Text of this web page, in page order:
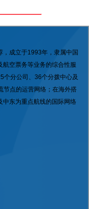
，成立于1993年，隶属中国
航空票务等业务的综合性服
个分公司、36个分拨中心及
节点的运营网络；在海外搭
中东为重点航线的国际网络